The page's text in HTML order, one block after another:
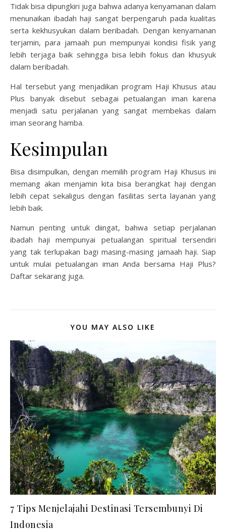
Tidak bisa dipungkiri juga bahwa adanya kenyamanan dalam
menunaikan ibadah haji sangat berpengaruh pada kualitas
serta kekhusyukan dalam beribadah. Dengan kenyamanan
terjamin, para jamaah pun mempunyai kondisi fisik yang
lebih terjaga baik sehingga bisa lebih fokus dan khusyuk
dalam beribadah.
Hal tersebut yang menjadikan program Haji Khusus atau
Plus banyak disebut sebagai petualangan iman karena
menjadi satu perjalanan yang sangat membekas dalam
iman seorang hamba.
Kesimpulan
Bisa disimpulkan, dengan memilih program Haji Khusus ini
memang akan menjamin kita bisa berangkat haji dengan
lebih cepat sekaligus dengan fasilitas serta layanan yang
lebih baik.
Namun penting untuk diingat, bahwa setiap perjalanan
ibadah haji mempunyai petualangan spiritual tersendiri
yang tak terlupakan bagi masing-masing jamaah haji. Siap
untuk mulai petualangan iman Anda bersama Haji Plus?
Daftar sekarang juga.
YOU MAY ALSO LIKE
7 Tips Menjelajahi Destinasi Tersembunyi Di
Indonesia